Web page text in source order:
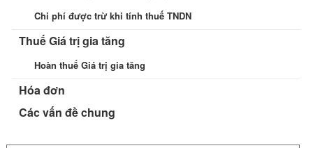
Chi phí được trừ khi tính thuế TNDN
Thuế Giá trị gia tăng
Hoàn thuế Giá trị gia tăng
Hóa đơn
Các vấn đề chung